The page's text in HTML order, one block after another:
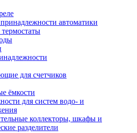
автоматики
для счетчиков
ёмкости
для систем водо- и
коллекторы, шкафы и
разделители